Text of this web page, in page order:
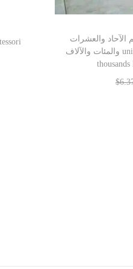
الآحاد والعشرات
والمئات والآلاف units, tens, hundreds and
$